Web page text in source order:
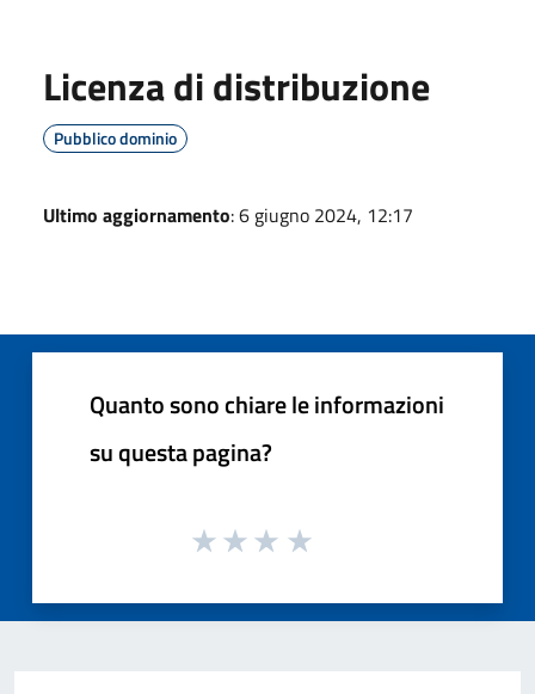
Licenza di distribuzione
Pubblico dominio
Ultimo aggiornamento: 6 giugno 2024, 12:17
Quanto sono chiare le informazioni
su questa pagina?